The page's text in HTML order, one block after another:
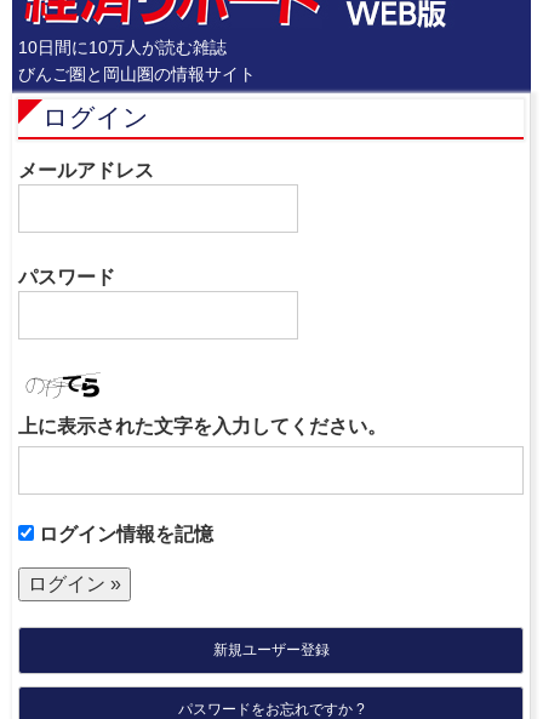
10日間に10万人が読む雑誌
びんご圏と岡山圏の情報サイト
ログイン
メールアドレス
パスワード
上に表示された文字を入力してください。
ログイン情報を記憶
新規ユーザー登録
パスワードをお忘れですか ?